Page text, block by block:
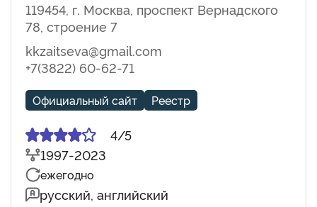
119454, г. Москва, проспект Вернадского
78, строение 7
kkzaitseva@gmail.com
+7(3822) 60-62-71
Официальный сайт Реестр
4/5
1997-2023
ежегодно
русский, английский